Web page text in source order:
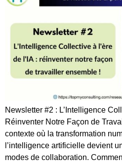
Newsletter #2 : L’Intelligence
Réinventer Notre Façon de
contexte où la transformation
l’intelligence artificielle devient
modes de collaboration.